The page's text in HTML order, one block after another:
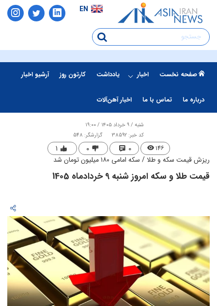
EN
صفحه نخست اخبار یادداشت کارتون روز آرشیو اخبار
درباره ما تماس با ما اخبار آهن‌آلات
شنبه / ۹ خرداد ۱۴۰۵ / ۱۹:۰۰
کد خبر: 38592
گزارشگر: 548
۱۴۶ ۰ ۰ ۱
​ریزش قیمت سکه و طلا / سکه امامی ۱۸۰ میلیون تومان شد
قیمت طلا و سکه امروز شنبه 9 خردادماه 1405